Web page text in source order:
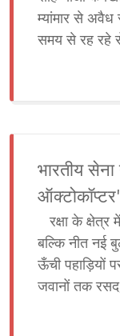
म्यांमार से
समय से रह रहे
भारतीय
ग्रैनेड
रक्षा के क्षेत्र
बल्कि नीत नई
ऊँची पहाड़ियों
जवानों तक रसद,